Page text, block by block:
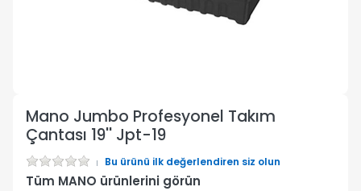
Mano Jumbo Profesyonel Takım
Çantası 19'' Jpt-19
Bu ürünü ilk değerlendiren siz olun
Tüm MANO ürünlerini görün